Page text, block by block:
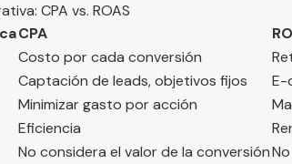
CPA vs. ROAS
CPA
Costo por cada conversión
Captación de leads, objetivos fijos
E-
Minimizar gasto por acción
Eficiencia
No considera el valor de la conversión